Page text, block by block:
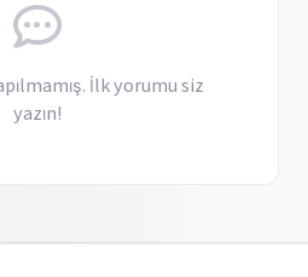
İlk yorumu siz
yazın!